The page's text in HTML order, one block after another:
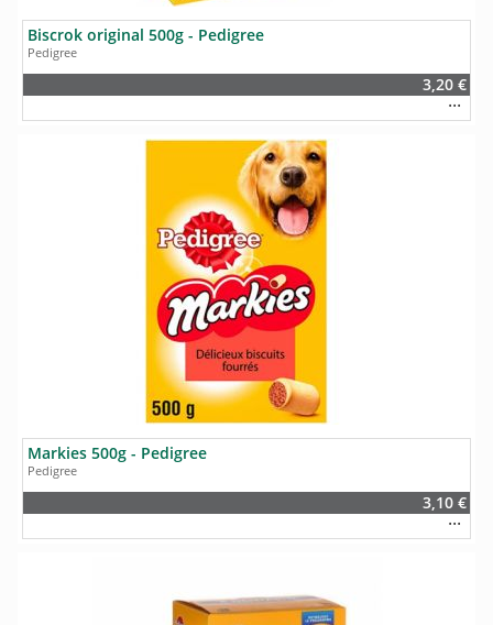
Biscrok original 500g - Pedigree
Pedigree
3,20 €
Markies 500g - Pedigree
Pedigree
3,10 €